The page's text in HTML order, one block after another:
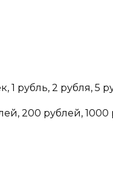
1 рубль, 2 рубля, 5
200 рублей,